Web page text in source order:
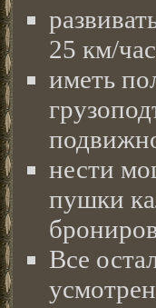
25 км/
иметь
нести
пушки
Все